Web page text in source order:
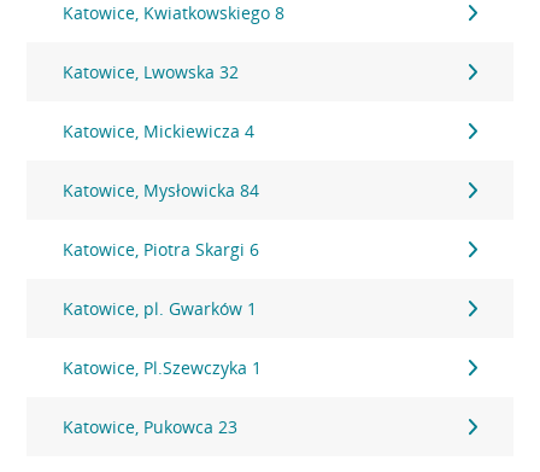
Katowice, Kwiatkowskiego 8
Katowice, Lwowska 32
Katowice, Mickiewicza 4
Katowice, Mysłowicka 84
Katowice, Piotra Skargi 6
Katowice, pl. Gwarków 1
Katowice, Pl.Szewczyka 1
Katowice, Pukowca 23